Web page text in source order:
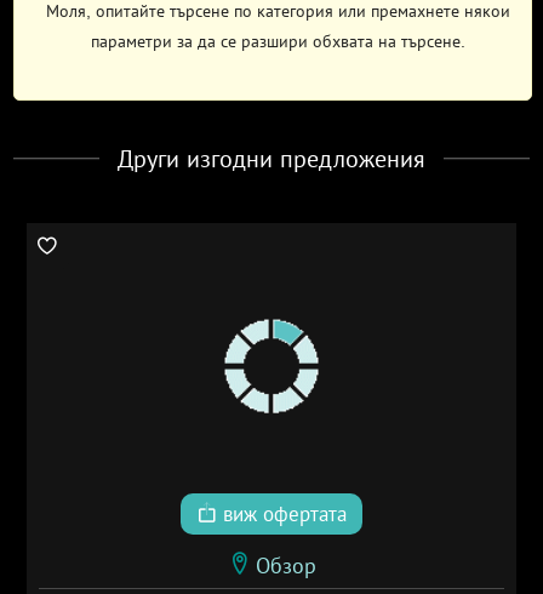
Моля, опитайте търсене по категория или премахнете някои
параметри за да се разшири обхвата на търсене.
Други изгодни предложения
виж офертата
Обзор